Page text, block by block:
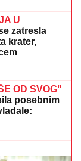
ZBOG
pohvalio!
sve -